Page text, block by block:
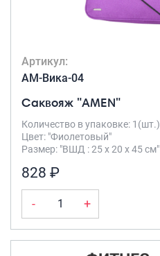
Артикул:
AM-Вика-04
Саквояж "AMEN"
Количество в упаковке: 1(шт.)
Цвет: "Фиолетовый"
Размер: "ВШД : 25 х 20 х 45 см"
828 ₽
- +